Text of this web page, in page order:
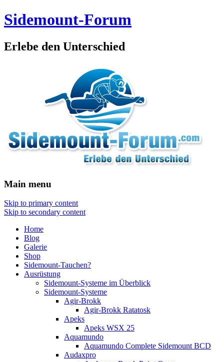
Sidemount-Forum
Erlebe den Unterschied
Main menu
Skip to primary content
Skip to secondary content
Home
Blog
Galerie
Shop
Sidemount-Tauchen?
Ausrüstung
Sidemount-Systeme im Überblick
Sidemount-Systeme
Agir-Brokk
Agir-Brokk Ratatosk
Apeks
Apeks WSX 25
Aquamundo
Aquamundo Complete Sidemount BCD
Audaxpro